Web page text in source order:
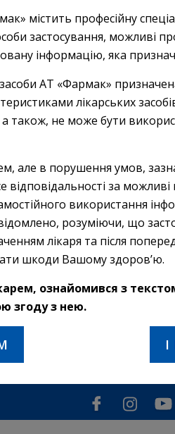
INN:
ATC
INN:
Order
для лікарів.
містить професійну
застосування, можливі
інформацію, яка
засоби АТ «Фармак»
лікарських
а також, не може бути
але в порушення умов,
відповідальності за
використання
розуміючи, що
лікаря та після
шкоди Вашому здоров’ю.
ознайомився з
згоду з нею.
I